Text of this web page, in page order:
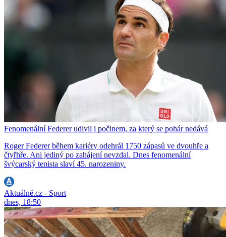
Fenomenální Federer udivil i počinem, za který se pohár nedává
Roger Federer během kariéry odehrál 1750 zápasů ve dvouhře a
čtyřhře. Ani jediný po zahájení nevzdal. Dnes fenomenální
švýcarský tenista slaví 45. narozeniny.
Aktuálně.cz - Sport
dnes, 18:50